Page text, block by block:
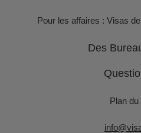
Pour les affaires : Visas
Des
Plan du